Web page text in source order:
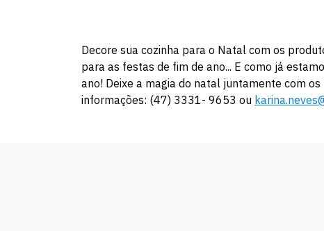
Decore sua cozinha para o Natal com os
para as festas de fim de ano... E como já
ano! Deixe a magia do natal juntamente com
informações: (47) 3331- 9653 ou